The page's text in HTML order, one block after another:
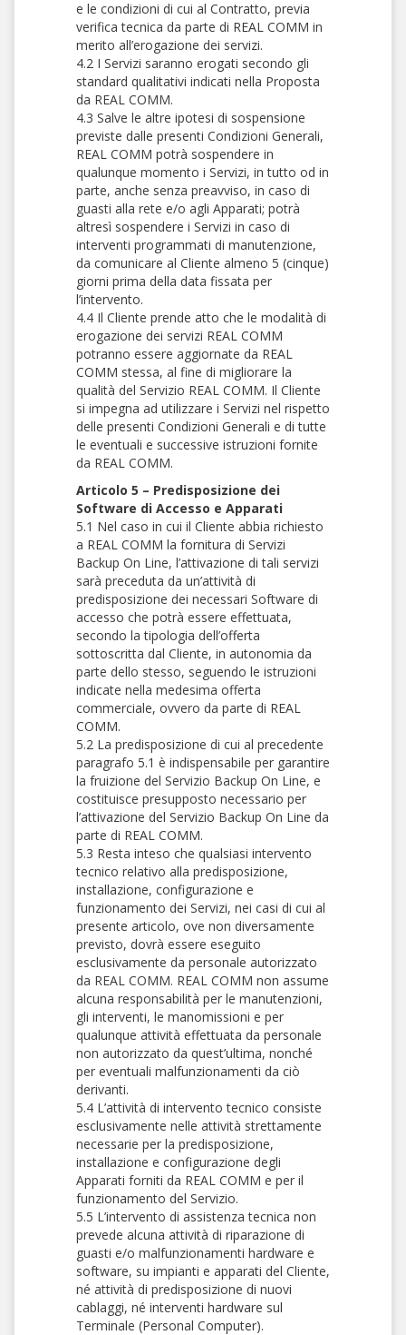
e le condizioni di cui al Contratto, previa
verifica tecnica da parte di REAL COMM in
merito all’erogazione dei servizi.
4.2 I Servizi saranno erogati secondo gli
standard qualitativi indicati nella Proposta
da REAL COMM.
4.3 Salve le altre ipotesi di sospensione
previste dalle presenti Condizioni Generali,
REAL COMM potrà sospendere in
qualunque momento i Servizi, in tutto od in
parte, anche senza preavviso, in caso di
guasti alla rete e/o agli Apparati; potrà
altresì sospendere i Servizi in caso di
interventi programmati di manutenzione,
da comunicare al Cliente almeno 5 (cinque)
giorni prima della data fissata per
l’intervento.
4.4 Il Cliente prende atto che le modalità di
erogazione dei servizi REAL COMM
potranno essere aggiornate da REAL
COMM stessa, al fine di migliorare la
qualità del Servizio REAL COMM. Il Cliente
si impegna ad utilizzare i Servizi nel rispetto
delle presenti Condizioni Generali e di tutte
le eventuali e successive istruzioni fornite
da REAL COMM.
Articolo 5 – Predisposizione dei
Software di Accesso e Apparati
5.1 Nel caso in cui il Cliente abbia richiesto
a REAL COMM la fornitura di Servizi
Backup On Line, l’attivazione di tali servizi
sarà preceduta da un’attività di
predisposizione dei necessari Software di
accesso che potrà essere effettuata,
secondo la tipologia dell’offerta
sottoscritta dal Cliente, in autonomia da
parte dello stesso, seguendo le istruzioni
indicate nella medesima offerta
commerciale, ovvero da parte di REAL
COMM.
5.2 La predisposizione di cui al precedente
paragrafo 5.1 è indispensabile per garantire
la fruizione del Servizio Backup On Line, e
costituisce presupposto necessario per
l’attivazione del Servizio Backup On Line da
parte di REAL COMM.
5.3 Resta inteso che qualsiasi intervento
tecnico relativo alla predisposizione,
installazione, configurazione e
funzionamento dei Servizi, nei casi di cui al
presente articolo, ove non diversamente
previsto, dovrà essere eseguito
esclusivamente da personale autorizzato
da REAL COMM. REAL COMM non assume
alcuna responsabilità per le manutenzioni,
gli interventi, le manomissioni e per
qualunque attività effettuata da personale
non autorizzato da quest’ultima, nonché
per eventuali malfunzionamenti da ciò
derivanti.
5.4 L’attività di intervento tecnico consiste
esclusivamente nelle attività strettamente
necessarie per la predisposizione,
installazione e configurazione degli
Apparati forniti da REAL COMM e per il
funzionamento del Servizio.
5.5 L’intervento di assistenza tecnica non
prevede alcuna attività di riparazione di
guasti e/o malfunzionamenti hardware e
software, su impianti e apparati del Cliente,
né attività di predisposizione di nuovi
cablaggi, né interventi hardware sul
Terminale (Personal Computer).